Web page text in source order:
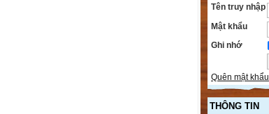
Tên truy nhập
Mật khẩu
Ghi nhớ
Quên mật khẩu
THÔNG TIN